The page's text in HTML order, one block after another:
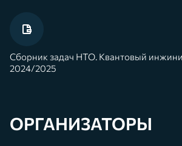
Сборник задач НТО. Квантовый
2024/2025
ОРГАНИЗАТОРЫ